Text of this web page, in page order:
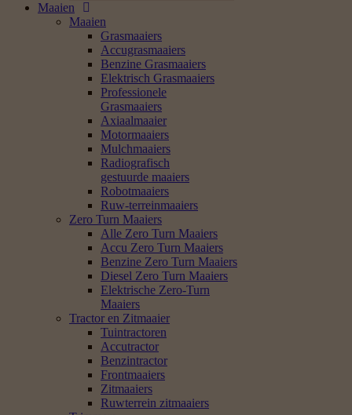
Maaien
Maaien
Grasmaaiers
Accugrasmaaiers
Benzine Grasmaaiers
Elektrisch Grasmaaiers
Professionele
Grasmaaiers
Axiaalmaaier
Motormaaiers
Mulchmaaiers
Radiografisch
gestuurde maaiers
Robotmaaiers
Ruw-terreinmaaiers
Zero Turn Maaiers
Alle Zero Turn Maaiers
Accu Zero Turn Maaiers
Benzine Zero Turn Maaiers
Diesel Zero Turn Maaiers
Elektrische Zero-Turn
Maaiers
Tractor en Zitmaaier
Tuintractoren
Accutractor
Benzintractor
Frontmaaiers
Zitmaaiers
Ruwterrein zitmaaiers